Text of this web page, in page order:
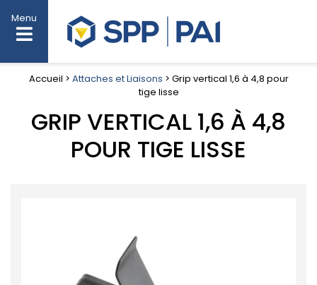
Menu
Accueil > Attaches et Liaisons > Grip vertical 1,6 à 4,8 pour
tige lisse
GRIP VERTICAL 1,6 À 4,8
POUR TIGE LISSE